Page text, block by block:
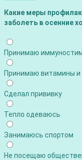
Какие меры
заболеть в осенние
Принимаю
Принимаю витамины
Сделал прививку
Тепло одеваюсь
Занимаюсь спортом
Не посещаю